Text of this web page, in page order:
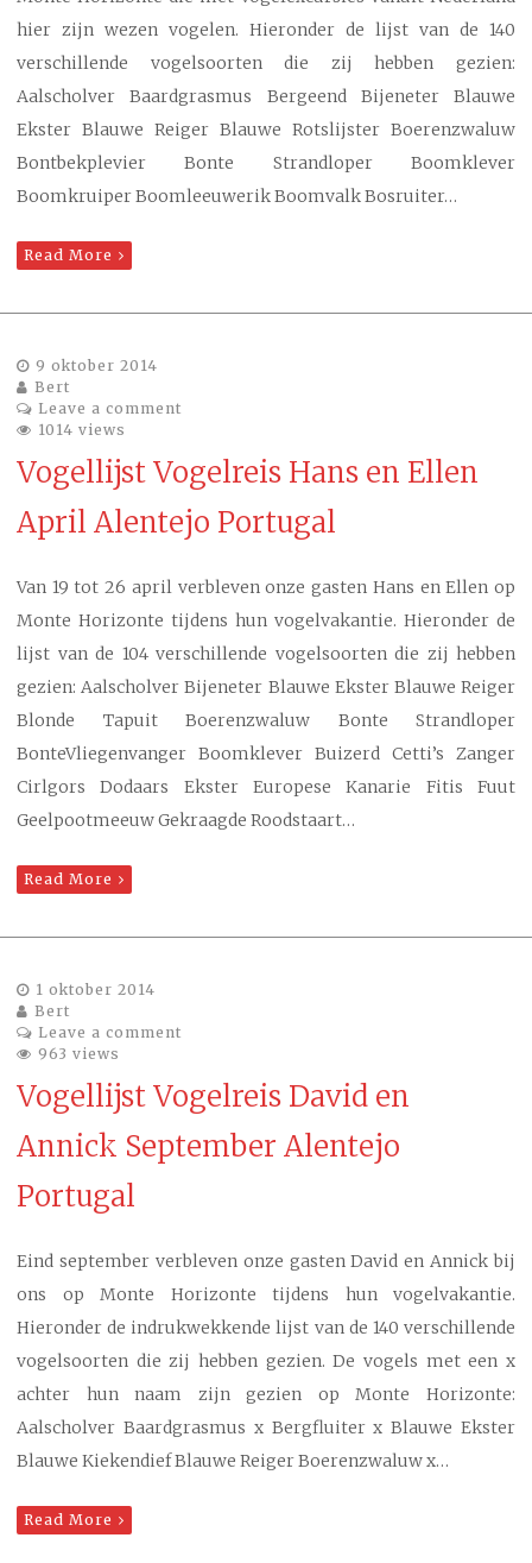
hier zijn wezen vogelen. Hieronder de lijst van de 140
verschillende vogelsoorten die zij hebben gezien:
Aalscholver Baardgrasmus Bergeend Bijeneter Blauwe
Ekster Blauwe Reiger Blauwe Rotslijster Boerenzwaluw
Bontbekplevier Bonte Strandloper Boomklever
Boomkruiper Boomleeuwerik Boomvalk Bosruiter…
Read More
9 oktober 2014
Bert
Leave a comment
1014 views
Vogellijst Vogelreis Hans en Ellen
April Alentejo Portugal
Van 19 tot 26 april verbleven onze gasten Hans en Ellen op
Monte Horizonte tijdens hun vogelvakantie. Hieronder de
lijst van de 104 verschillende vogelsoorten die zij hebben
gezien: Aalscholver Bijeneter Blauwe Ekster Blauwe Reiger
Blonde Tapuit Boerenzwaluw Bonte Strandloper
BonteVliegenvanger Boomklever Buizerd Cetti’s Zanger
Cirlgors Dodaars Ekster Europese Kanarie Fitis Fuut
Geelpootmeeuw Gekraagde Roodstaart…
Read More
1 oktober 2014
Bert
Leave a comment
963 views
Vogellijst Vogelreis David en
Annick September Alentejo
Portugal
Eind september verbleven onze gasten David en Annick bij
ons op Monte Horizonte tijdens hun vogelvakantie.
Hieronder de indrukwekkende lijst van de 140 verschillende
vogelsoorten die zij hebben gezien. De vogels met een x
achter hun naam zijn gezien op Monte Horizonte:
Aalscholver Baardgrasmus x Bergfluiter x Blauwe Ekster
Blauwe Kiekendief Blauwe Reiger Boerenzwaluw x…
Read More